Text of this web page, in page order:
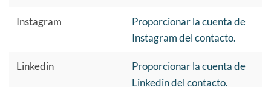
Instagram
Proporcionar la cuenta de
Instagram del contacto.
Linkedin
Proporcionar la cuenta de
Linkedin del contacto.